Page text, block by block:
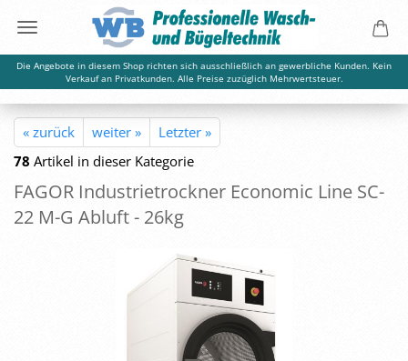
Die Angebote in diesem Shop richten sich ausschließlich an gewerbliche Kunden. Kein
Verkauf an Privatkunden. Alle Preise zuzüglich Mehrwertsteuer.
« zurück weiter »
Letzter »
78 Artikel in dieser Kategorie
FAGOR In­dus­trie­trock­ner Eco­no­mic Line SC-
22 M-G Ab­luft - 26kg